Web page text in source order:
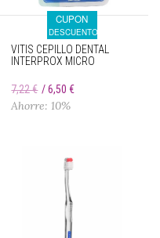
CUPON
DESCUENTO
VITIS CEPILLO DENTAL
INTERPROX MICRO
7,22 € 6,50 €
Ahorre: 10%